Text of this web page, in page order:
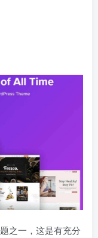
之一，这是有充分